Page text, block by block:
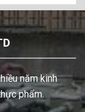
năm kinh
phẩm.